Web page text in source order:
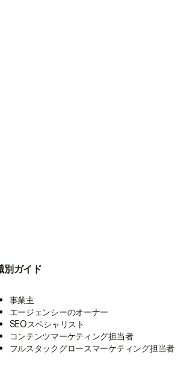
別ガイド
事業主
エージェンシーのオーナー
SEOスペシャリスト
コンテンツマーケティング担当者
フルスタックグロースマーケティング担当者